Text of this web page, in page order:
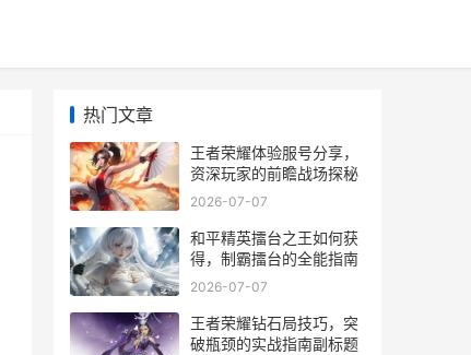
热门文章
王者荣耀体验服号分享，
资深玩家的前瞻战场探秘
2026-07-07
和平精英擂台之王如何获
得，制霸擂台的全能指南
2026-07-07
王者荣耀钻石局技巧，突
破瓶颈的实战指南副标题